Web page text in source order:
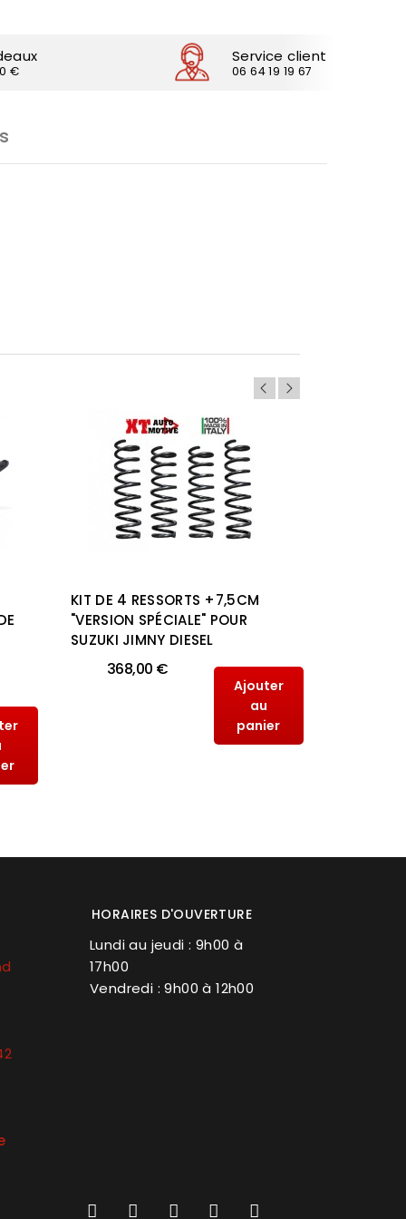
€
Service client
06 64 19 19 67
KIT DE 4 RESSORTS +7,5CM
"VERSION SPÉCIALE" POUR
SUZUKI JIMNY DIESEL
368,00 €
Ajouter
au
panier
HORAIRES D'OUVERTURE
Lundi au jeudi : 9h00 à
17h00
Vendredi : 9h00 à 12h00